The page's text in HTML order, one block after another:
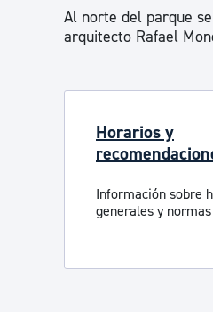
Al norte del parque
arquitecto Rafael
Horarios y
Información sobre
generales y